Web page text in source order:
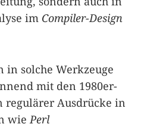
im Compiler-Design
in solche Werkzeuge
mit den 1980er-
regulärer Ausdrücke in
wie Perl